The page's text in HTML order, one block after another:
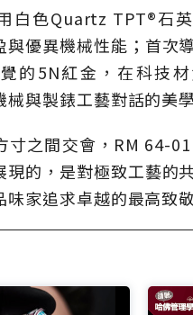
白色Quartz TPT®石
與優異機械性能；首次
的5N紅金，在科技
械與製錶工藝對話的美
寸之間交會，RM 64-
現的，是對極致工藝的
家追求卓越的最高致